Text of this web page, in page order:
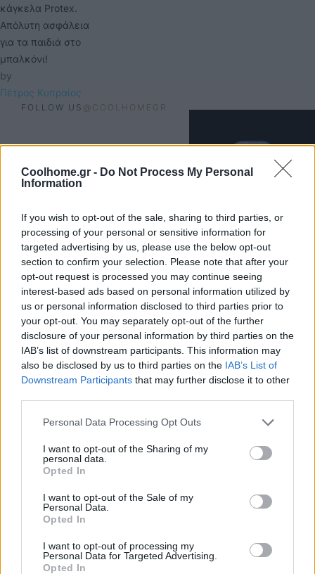
Coolhome.gr - Do Not Process My Personal
Information
If you wish to opt-out of the sale, sharing to third parties, or
processing of your personal or sensitive information for
targeted advertising by us, please use the below opt-out
section to confirm your selection. Please note that after your
opt-out request is processed you may continue seeing
interest-based ads based on personal information utilized by
us or personal information disclosed to third parties prior to
your opt-out. You may separately opt-out of the further
disclosure of your personal information by third parties on the
IAB’s list of downstream participants. This information may
also be disclosed by us to third parties on the IAB’s List of
Downstream Participants that may further disclose it to other
Personal Data Processing Opt Outs
I want to opt-out of the Sharing of my
personal data.
Opted In
I want to opt-out of the Sale of my
Personal Data.
Opted In
I want to opt-out of processing my
Personal Data for Targeted Advertising.
Opted In
κάγκελα Protex.
Απόλυτη ασφάλεια
για τα παιδιά στο
μπαλκόνι!
by
Πέτρος Κυπραίος
FOLLOW US @COOLHOMEGR